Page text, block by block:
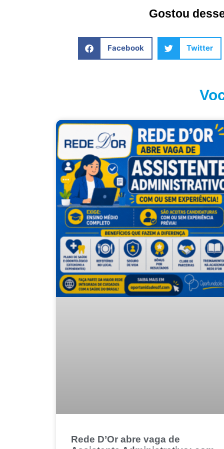
Gostou
Facebook Twitter
Rede D’Or abre vaga de